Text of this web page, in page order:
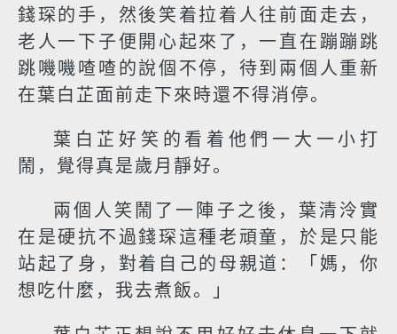
錢琛的手，然後笑着拉着人往前面走去，
老人一下子便開心起來了，一直在蹦蹦跳
跳嘰嘰喳喳的說個不停，待到兩個人重新
在葉白芷面前走下來時還不得消停。
葉白芷好笑的看着他們一大一小打
鬧，覺得真是歲月靜好。
兩個人笑鬧了一陣子之後，葉清泠實
在是硬抗不過錢琛這種老頑童，於是只能
站起了身，對着自己的母親道：「媽，你
想吃什麼，我去煮飯。」